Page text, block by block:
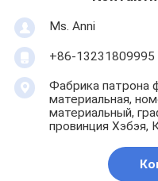
Ms. Anni
+86-13231809995
Фабрика патрона
материальная,
материальный,
провинция Хэбэя,